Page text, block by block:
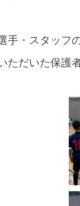
手・スタッフ
ただいた保護